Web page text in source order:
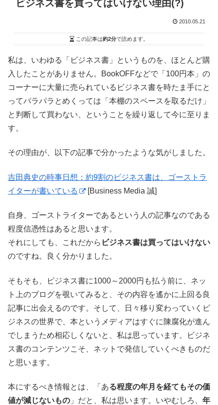
ビジネス書を買ってはいけない理由(?)
2010.05.21
この記事は約2分で読めます。
私は、いわゆる「ビジネス書」というものを、ほとんど購
入したことがありません。BookOFFなどで「100円本」の
コーナーに大量に売られているビジネス書を時たま手にと
ってパラパラとめくっては「本棚のスペースを取るだけ」
と判断して買わない、ということを繰り返して今に至りま
す。
その理由が、以下の記事で分かったような気がしました。
吉田典史の時事日想：約9割のビジネス書は、ゴーストラ
イターが書いている
[Business Media 誠]
自身、ゴーストライターであるという人の記事なのである
程度信憑性はあると思います。
それにしても、これだから ビジネス書は買ってはいけない
のですね。良く分かりました。
そもそも、ビジネス書に1000～2000円も払う前に、ネッ
ト上のブログを覗いてみると、その内容を遙かに上回る良
記事に出会えるのです。そして、日々移り変わっていくビ
ジネスの世界で、本というメディアはすぐに陳腐化が進ん
でしまうため相応しくないと、私は思っています。ビジネ
ス書のコンテンツこそ、ネットで発信していくべきものだ
と思います。
本にするべき情報とは、「ある程度の年月を経てもその価
値が減じないもの 」だと、私は思います。いやむしろ、 年